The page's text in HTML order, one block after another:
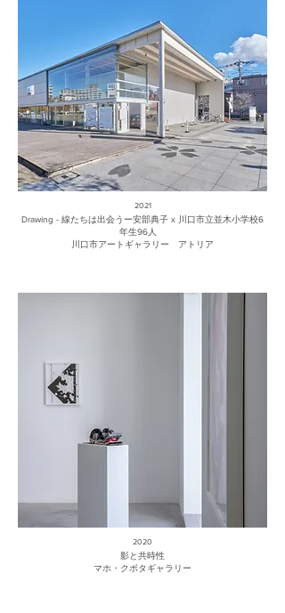
2021
Drawing - 線たちは出会うー安部典子 x 川口市立並木小学校6
年生96人
川口市アートギャラリー アトリア
2020
影と共時性
マホ・クボタギャラリー